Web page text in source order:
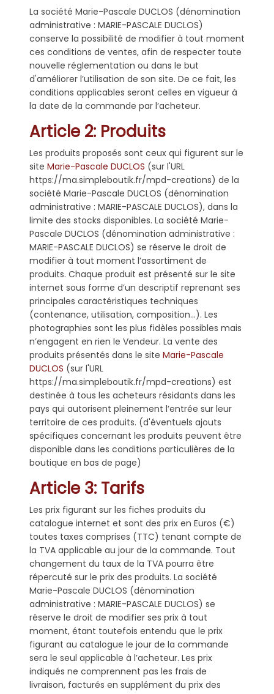
La société Marie-Pascale DUCLOS (dénomination
administrative : MARIE-PASCALE DUCLOS)
conserve la possibilité de modifier à tout moment
ces conditions de ventes, afin de respecter toute
nouvelle réglementation ou dans le but
d'améliorer l’utilisation de son site. De ce fait, les
conditions applicables seront celles en vigueur à
la date de la commande par l’acheteur.
Article 2: Produits
Les produits proposés sont ceux qui figurent sur le
site Marie-Pascale DUCLOS (sur l'URL
https://ma.simpleboutik.fr/mpd-creations) de la
société Marie-Pascale DUCLOS (dénomination
administrative : MARIE-PASCALE DUCLOS), dans la
limite des stocks disponibles. La société Marie-
Pascale DUCLOS (dénomination administrative :
MARIE-PASCALE DUCLOS) se réserve le droit de
modifier à tout moment l’assortiment de
produits. Chaque produit est présenté sur le site
internet sous forme d’un descriptif reprenant ses
principales caractéristiques techniques
(contenance, utilisation, composition…). Les
photographies sont les plus fidèles possibles mais
n’engagent en rien le Vendeur. La vente des
produits présentés dans le site Marie-Pascale
DUCLOS (sur l'URL
https://ma.simpleboutik.fr/mpd-creations) est
destinée à tous les acheteurs résidants dans les
pays qui autorisent pleinement l’entrée sur leur
territoire de ces produits. (d'éventuels ajouts
spécifiques concernant les produits peuvent être
disponible dans les conditions particulières de la
boutique en bas de page)
Article 3: Tarifs
Les prix figurant sur les fiches produits du
catalogue internet et sont des prix en Euros (€)
toutes taxes comprises (TTC) tenant compte de
la TVA applicable au jour de la commande. Tout
changement du taux de la TVA pourra être
répercuté sur le prix des produits. La société
Marie-Pascale DUCLOS (dénomination
administrative : MARIE-PASCALE DUCLOS) se
réserve le droit de modifier ses prix à tout
moment, étant toutefois entendu que le prix
figurant au catalogue le jour de la commande
sera le seul applicable à l’acheteur. Les prix
indiqués ne comprennent pas les frais de
livraison, facturés en supplément du prix des